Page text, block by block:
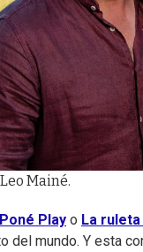
Mainé.
Poné Play o La
del mundo. Y esta